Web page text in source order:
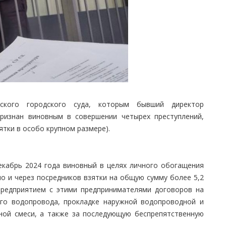
городского суда, которым бывший директор
виновным в совершении четырех преступлений,
в особо крупном размере).
2024 года виновный в целях личного обогащения
и через посредников взятки на общую сумму более 5,2
с этими предпринимателями договоров на
водопровода, прокладке наружной водопроводной и
смеси, а также за последующую беспрепятственную